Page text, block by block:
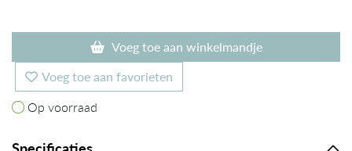
Voeg toe aan winkelmandje
Voeg toe aan favorieten
Op voorraad
Op voorraad